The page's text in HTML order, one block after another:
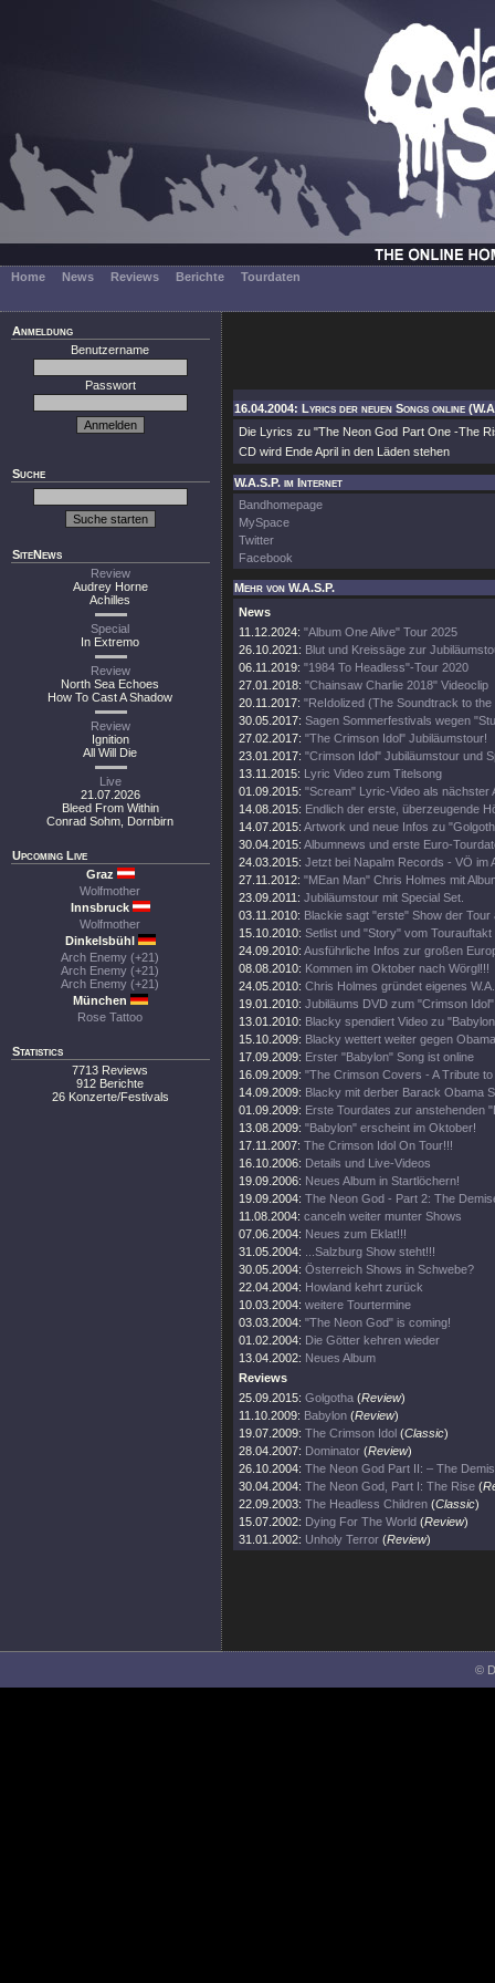
Home News Reviews Berichte Tourdaten
Anmeldung
Benutzername
Passwort
Suche
SiteNews
Review
Audrey Horne
Achilles
Special
In Extremo
Review
North Sea Echoes
How To Cast A Shadow
Review
Ignition
All Will Die
Live
21.07.2026
Bleed From Within
Conrad Sohm, Dornbirn
Upcoming Live
Graz
Wolfmother
Innsbruck
Wolfmother
Dinkelsbühl
Arch Enemy (+21)
Arch Enemy (+21)
Arch Enemy (+21)
München
Rose Tattoo
Statistics
7713 Reviews
912 Berichte
26 Konzerte/Festivals
16.04.2004: Lyrics der neuen Songs online
Die Lyrics zu "The Neon God Part One -The
CD wird Ende April in den Läden stehen
W.A.S.P. im Internet
Bandhomepage
MySpace
Twitter
Facebook
Mehr von W.A.S.P.
News
11.12.2024: "Album One Alive" Tour 2025
26.10.2021: Blut und Kreissäge zur
06.11.2019: "1984 To Headless"-Tour 2020
27.01.2018: "Chainsaw Charlie 2018" Videoclip
20.11.2017: "ReIdolized (The Soundtrack to the
30.05.2017: Sagen Sommerfestivals wegen
27.02.2017: "The Crimson Idol" Jubiläumstour!
23.01.2017: "Crimson Idol" Jubiläumstour und
13.11.2015: Lyric Video zum Titelsong
01.09.2015: "Scream" Lyric-Video als nächster
14.08.2015: Endlich der erste, überzeugende
14.07.2015: Artwork und neue Infos zu
30.04.2015: Albumnews und erste Euro-
24.03.2015: Jetzt bei Napalm Records - VÖ im
27.11.2012: "MEan Man" Chris Holmes mit
23.09.2011: Jubiläumstour mit Special Set.
03.11.2010: Blackie sagt "erste" Show der Tour
15.10.2010: Setlist und "Story" vom Tourauftakt
24.09.2010: Ausführliche Infos zur großen
08.08.2010: Kommen im Oktober nach Wörgl!!!
24.05.2010: Chris Holmes gründet eigenes
19.01.2010: Jubiläums DVD zum "Crimson
13.01.2010: Blacky spendiert Video zu
15.10.2009: Blacky wettert weiter gegen
17.09.2009: Erster "Babylon" Song ist online
16.09.2009: "The Crimson Covers - A Tribute to
14.09.2009: Blacky mit derber Barack Obama
01.09.2009: Erste Tourdates zur anstehenden
13.08.2009: "Babylon" erscheint im Oktober!
17.11.2007: The Crimson Idol On Tour!!!
16.10.2006: Details und Live-Videos
19.09.2006: Neues Album in Startlöchern!
19.09.2004: The Neon God - Part 2: The
11.08.2004: canceln weiter munter Shows
07.06.2004: Neues zum Eklat!!!
31.05.2004:
...Salzburg Show steht!!!
30.05.2004: Österreich Shows in Schwebe?
22.04.2004: Howland kehrt zurück
10.03.2004: weitere Tourtermine
03.03.2004: "The Neon God" is coming!
01.02.2004: Die Götter kehren wieder
13.04.2002: Neues Album
Reviews
25.09.2015: Golgotha (Review)
11.10.2009: Babylon (Review)
19.07.2009: The Crimson Idol (Classic)
28.04.2007: Dominator (Review)
26.10.2004: The Neon God Part II: – The
30.04.2004: The Neon God, Part I: The Rise (
22.09.2003: The Headless Children (Classic)
15.07.2002: Dying For The World (Review)
31.01.2002: Unholy Terror (Review)
©